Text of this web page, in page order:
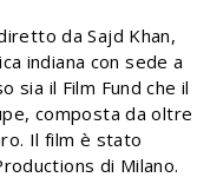
da Sajd Khan,
indiana con sede a
sia il Film Fund che il
composta da oltre
Il film è stato
di Milano.